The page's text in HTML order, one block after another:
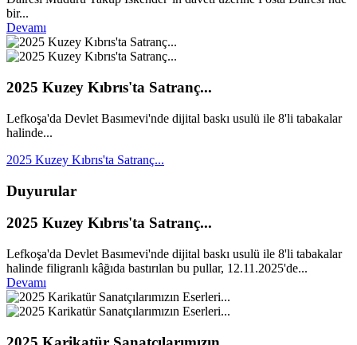
bir...
Devamı
2025 Kuzey Kıbrıs'ta Satranç...
Lefkoşa'da Devlet Basımevi'nde dijital baskı usulü ile 8'li tabakalar
halinde...
2025 Kuzey Kıbrıs'ta Satranç...
Duyurular
2025 Kuzey Kıbrıs'ta Satranç...
Lefkoşa'da Devlet Basımevi'nde dijital baskı usulü ile 8'li tabakalar
halinde filigranlı kâğıda bastırılan bu pullar, 12.11.2025'de...
Devamı